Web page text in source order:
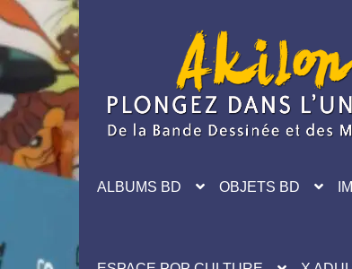
navigation
ALBUMS BD OBJETS BD